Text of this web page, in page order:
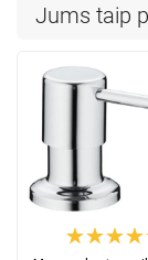
Jums taip